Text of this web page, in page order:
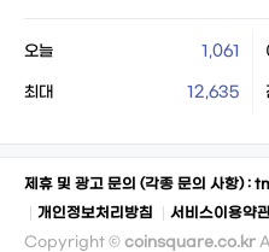
오늘 1,061
최대 12,635
제휴 및 광고 문의 (각종 문의 사항) :
개인정보처리방침
서비스이용약
Copyright © coinsquare.co.kr